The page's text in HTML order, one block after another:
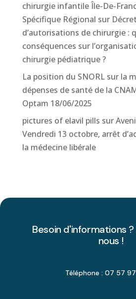
chirurgie infantile Île-De-
Spécifique Régional sur
d’autorisations de chirurgie :
conséquences sur
chirurgie pédiatrique ?
La position du SNORL sur la
dépenses de santé de la
Optam 18/06/2025
pictures of elavil pills sur
Vendredi 13 octobre, arrêt
la médecine libérale
Besoin d'informations
nous !
Téléphone : 07 57